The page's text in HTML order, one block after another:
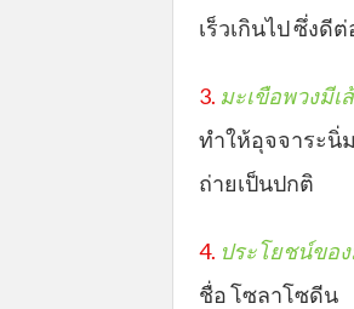
เร็วเกินไป ซึ่งดี
3. มะเขือพวงมี
ทำให้อุจจาระนิ่
ถ่ายเป็นปกติ
4. ประโยชน์ขอ
ชื่อ โซลาโซดีน